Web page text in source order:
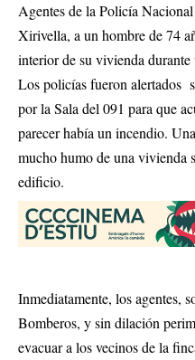
Agentes de la Policía
Xirivella, a un hombre de 74
interior de su vivienda
Los policías fueron alertados
por la Sala del 091 para que
parecer había un incendio.
mucho humo de una vivienda
edificio.
Inmediatamente, los agentes,
Bomberos, y sin dilación
evacuar a los vecinos de la